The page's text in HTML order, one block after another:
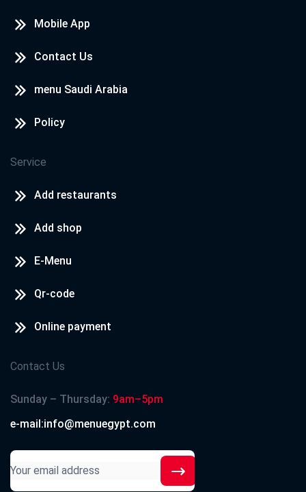
Mobile App
Contact Us
menu Saudi Arabia
Policy
Service
Add restaurants
Add shop
E-Menu
Qr-code
Online payment
Contact Us
Sunday – Thursday: 9am–5pm
e-mail:info@menuegypt.com